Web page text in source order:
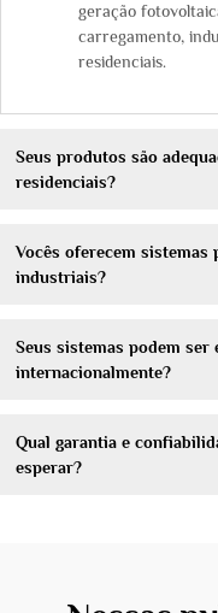
geração
carregamento,
residenciais.
Seus produtos são
residenciais?
Vocês oferecem sistemas
industriais?
Seus sistemas podem
internacionalmente?
Qual garantia e
esperar?